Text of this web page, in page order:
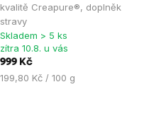
kvalitě Creapure®, doplněk
stravy
4,9
z
5
hvězdiček.
Skladem > 5 ks
zítra 10.8. u vás
999 Kč
Měrná
199,80 Kč / 100 g